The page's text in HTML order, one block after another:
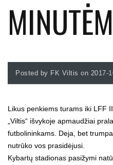
Posted by FK Viltis on 2017-
Likus penkiems turams iki LFF
„Viltis“ išvykoje apmaudžiai
futbolininkams. Deja, bet
nutrūko vos prasidėjusi.
Kybartų stadionas pasižymi